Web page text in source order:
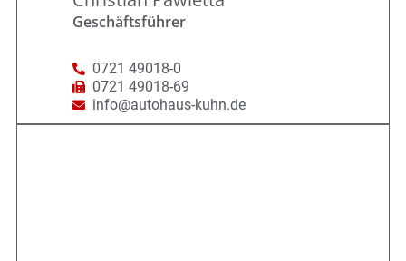
Geschäftsführer
0721 49018-0
0721 49018-69
info@autohaus-kuhn.de